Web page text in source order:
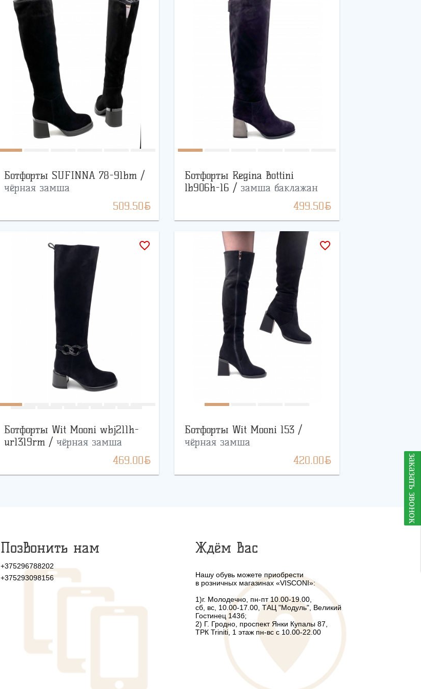
Ботфорты SUFINNA 78-91bm /
чёрная замша
509.50BYN
Ботфорты Regina Bottini
lb906h-16 / замша баклажан
499.50BYN
favorite_border
Ботфорты Wit Mooni wbj211h-
ur1319rm / чёрная замша
469.00BYN
favorite_border
Ботфорты Wit Mooni 153 /
чёрная замша
420.00BYN заказать звонок
Позвонить нам
+375296788202
+375293098156
Ждём Вас
Нашу обувь можете приобрести
в розничных магазинах «VISCONI»:
1)г. Молодечно, пн-пт 10.00-19.00,
сб, вс, 10.00-17.00, ТАЦ "Модуль", Великий
Гостинец 143б;
2) Г. Гродно, проспект Янки Купалы 87,
ТРК Triniti, 1 этаж пн-вс с 10.00-22.00